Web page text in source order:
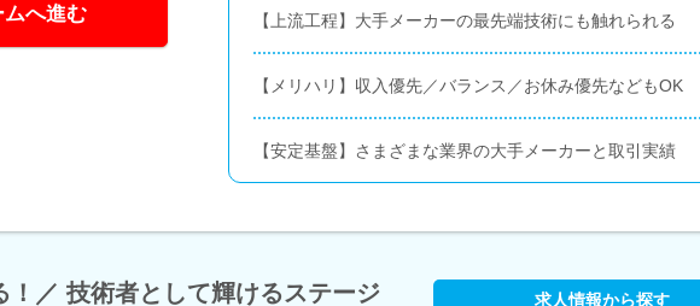
へ進む 【上流工程】大手メーカーの最先端技術にも触れられる
【メリハリ】収入優先／バランス／お休み優先などもOK
【安定基盤】さまざまな業界の大手メーカーと取引実績
／ 技術者として輝けるステージ
求人情報から探す